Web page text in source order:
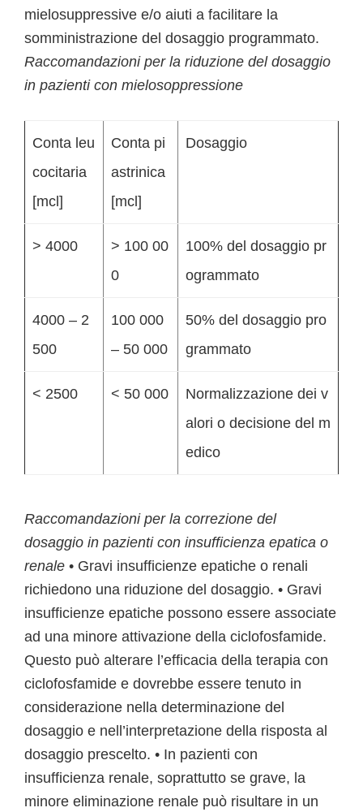
mielosuppressive e/o aiuti a facilitare la
somministrazione del dosaggio programmato.
Raccomandazioni per la riduzione del dosaggio
in pazienti con mielosoppressione
Conta leu
cocitaria
[mcl]
Conta pi
astrinica
[mcl]
Dosaggio
> 4000
> 100 00
0
100% del dosaggio pr
ogrammato
4000 – 2
500
100 000
– 50 000
50% del dosaggio pro
grammato
< 2500 < 50 000
Normalizzazione dei v
alori o decisione del m
edico
Raccomandazioni per la correzione del
dosaggio in pazienti con insufficienza epatica o
renale • Gravi insufficienze epatiche o renali
richiedono una riduzione del dosaggio. • Gravi
insufficienze epatiche possono essere associate
ad una minore attivazione della ciclofosfamide.
Questo può alterare l’efficacia della terapia con
ciclofosfamide e dovrebbe essere tenuto in
considerazione nella determinazione del
dosaggio e nell’interpretazione della risposta al
dosaggio prescelto. • In pazienti con
insufficienza renale, soprattutto se grave, la
minore eliminazione renale può risultare in un